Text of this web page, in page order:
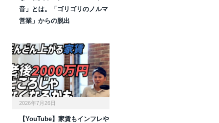
音」とは。「ゴリゴリのノルマ
営業」からの脱出
2026年7月26日
【YouTube】家賃もインフレや